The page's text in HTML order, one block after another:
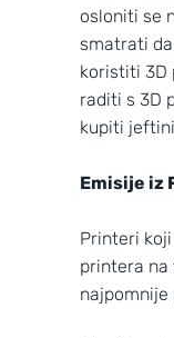
osloniti se
smatrati
koristiti 3D
raditi s 3D
kupiti
Emisije iz
Printeri
printera na
najpomnije